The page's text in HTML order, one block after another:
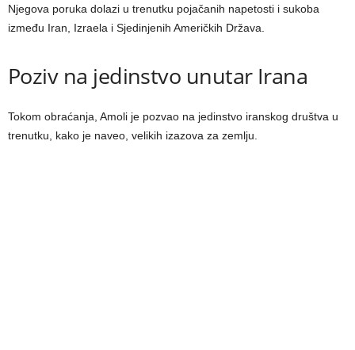
Njegova poruka dolazi u trenutku pojačanih napetosti i sukoba
između Iran, Izraela i Sjedinjenih Američkih Država.
Poziv na jedinstvo unutar Irana
Tokom obraćanja, Amoli je pozvao na jedinstvo iranskog društva u
trenutku, kako je naveo, velikih izazova za zemlju.